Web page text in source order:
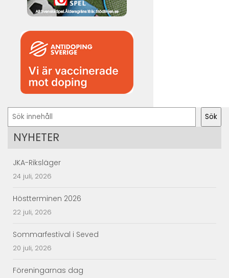
Sök Sök
NYHETER
JKA-Riksläger
24 juli, 2026
Höstterminen 2026
22 juli, 2026
Sommarfestival i Seved
20 juli, 2026
Föreningarnas dag